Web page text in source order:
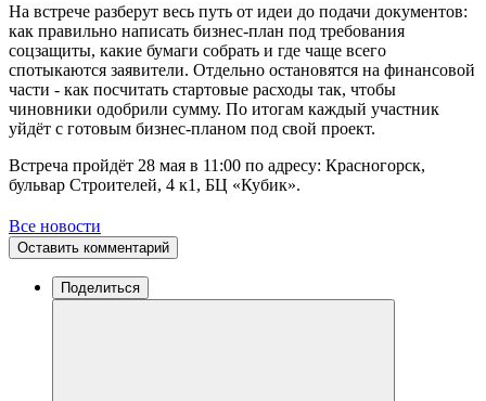
На встрече разберут весь путь от идеи до подачи документов:
как правильно написать бизнес-план под требования
соцзащиты, какие бумаги собрать и где чаще всего
спотыкаются заявители. Отдельно остановятся на финансовой
части - как посчитать стартовые расходы так, чтобы
чиновники одобрили сумму. По итогам каждый участник
уйдёт с готовым бизнес-планом под свой проект.
Встреча пройдёт 28 мая в 11:00 по адресу: Красногорск,
бульвар Строителей, 4 к1, БЦ «Кубик».
Все новости
Оставить комментарий
Поделиться